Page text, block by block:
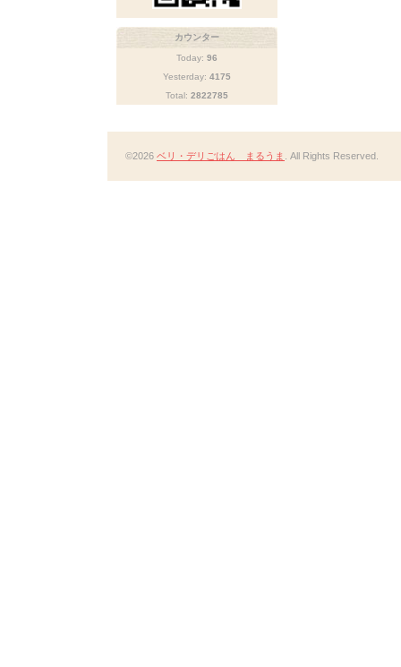
カウンター
Today: 96
Yesterday: 4175
Total: 2822785
©2026 ベリ・デリごはん まるうま . All Rights Reserved.